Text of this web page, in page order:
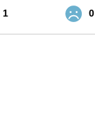
1 0